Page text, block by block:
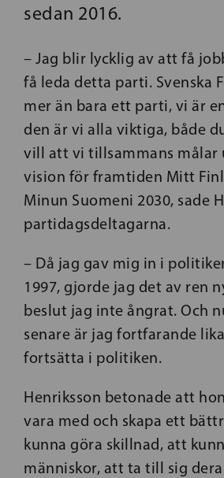
sedan 2016.
– Jag blir lycklig av att få
få leda detta parti. Svenska
mer än bara ett parti, vi är
den är vi alla viktiga, både
vill att vi tillsammans målar
vision för framtiden Mitt
Minun Suomeni 2030, sade
partidagsdeltagarna.
– Då jag gav mig in i
1997, gjorde jag det av ren
beslut jag inte ångrat. Och
senare är jag fortfarande
fortsätta i politiken.
Henriksson betonade att
vara med och skapa ett
kunna göra skillnad, att
människor, att ta till sig